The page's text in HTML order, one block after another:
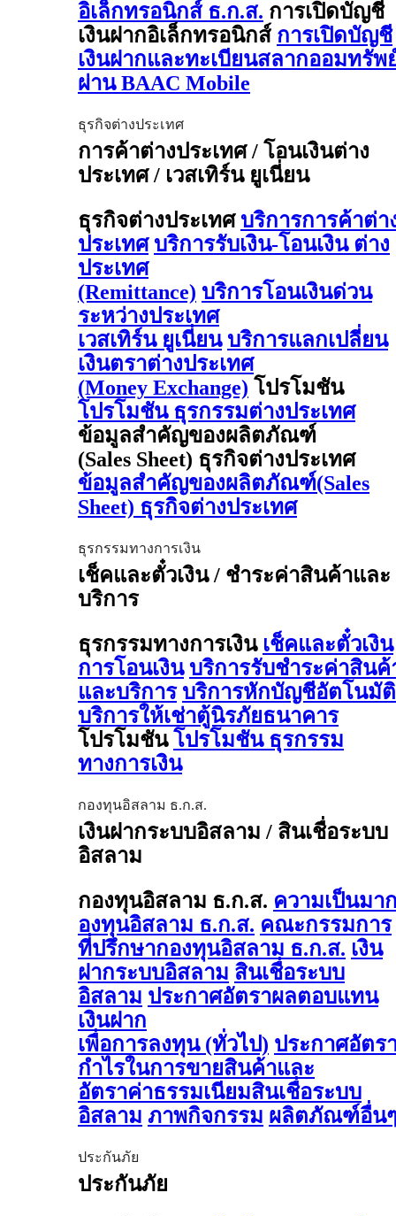
อิเล็กทรอนิกส์ ธ.ก.ส. การเปิดบัญชี
เงินฝากอิเล็กทรอนิกส์ การเปิดบัญชี
เงินฝากและทะเบียนสลากออมทรัพ
ผ่าน BAAC Mobile
ธุรกิจต่างประเทศ
การค้าต่างประเทศ / โอนเงินต่าง
ประเทศ / เวสเทิร์น ยูเนี่ยน
ธุรกิจต่างประเทศ บริการการค้าต่า
ประเทศ บริการรับเงิน-โอนเงิน ต่าง
ประเทศ
(Remittance) บริการโอนเงินด่วน
ระหว่างประเทศ
เวสเทิร์น ยูเนี่ยน บริการแลกเปลี่ยน
เงินตราต่างประเทศ
(Money Exchange) โปรโมชัน
โปรโมชัน ธุรกรรมต่างประเทศ
ข้อมูลสำคัญของผลิตภัณฑ์
(Sales Sheet) ธุรกิจต่างประเทศ
ข้อมูลสำคัญของผลิตภัณฑ์(Sales
Sheet) ธุรกิจต่างประเทศ
ธุรกรรมทางการเงิน
เช็คและตั๋วเงิน / ชำระค่าสินค้าและ
บริการ
ธุรกรรมทางการเงิน เช็คและตั๋วเงิน
การโอนเงิน บริการรับชำระค่าสินค้
และบริการ บริการหักบัญชีอัตโนมัติ
บริการให้เช่าตู้นิรภัยธนาคาร
โปรโมชัน โปรโมชัน ธุรกรรม
ทางการเงิน
กองทุนอิสลาม ธ.ก.ส.
เงินฝากระบบอิสลาม / สินเชื่อระบบ
อิสลาม
กองทุนอิสลาม ธ.ก.ส. ความเป็นมา
องทุนอิสลาม ธ.ก.ส. คณะกรรมการ
ที่ปรึกษากองทุนอิสลาม ธ.ก.ส. เงิน
ฝากระบบอิสลาม สินเชื่อระบบ
อิสลาม ประกาศอัตราผลตอบแทน
เงินฝาก
เพื่อการลงทุน (ทั่วไป) ประกาศอัตร
กำไรในการขายสินค้าและ
อัตราค่าธรรมเนียมสินเชื่อระบบ
อิสลาม ภาพกิจกรรม ผลิตภัณฑ์อื่น
ประกันภัย
ประกันภัย